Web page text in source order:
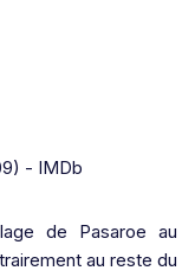
de Pasaroe au
au reste du